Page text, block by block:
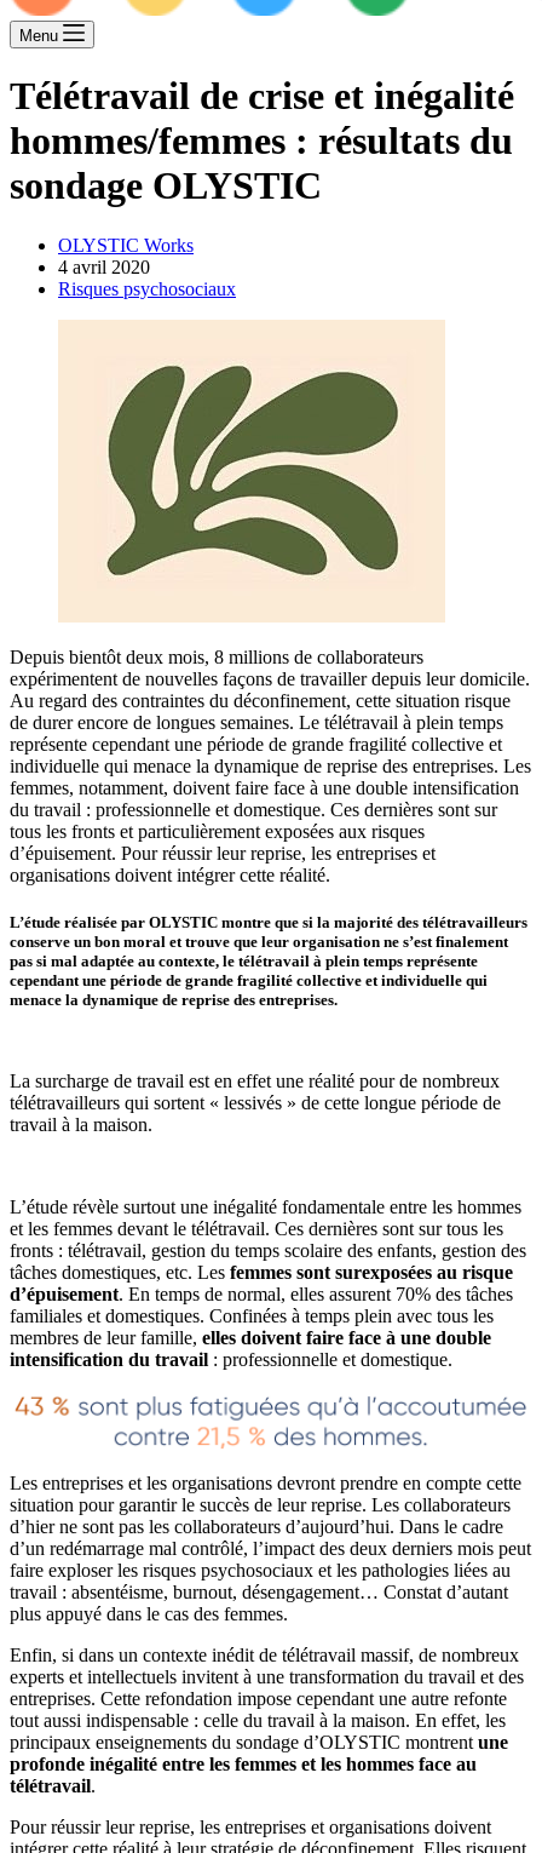
Menu
Télétravail de crise et inégalité
hommes/femmes : résultats du
sondage OLYSTIC
OLYSTIC Works
4 avril 2020
Risques psychosociaux
Depuis bientôt deux mois, 8 millions de collaborateurs
expérimentent de nouvelles façons de travailler depuis leur domicile.
Au regard des contraintes du déconfinement, cette situation risque
de durer encore de longues semaines. Le télétravail à plein temps
représente cependant une période de grande fragilité collective et
individuelle qui menace la dynamique de reprise des entreprises. Les
femmes, notamment, doivent faire face à une double intensification
du travail : professionnelle et domestique. Ces dernières sont sur
tous les fronts et particulièrement exposées aux risques
d’épuisement. Pour réussir leur reprise, les entreprises et
organisations doivent intégrer cette réalité.
L’étude réalisée par OLYSTIC montre que si la majorité des télétravailleurs
conserve un bon moral et trouve que leur organisation ne s’est finalement
pas si mal adaptée au contexte, le télétravail à plein temps représente
cependant une période de grande fragilité collective et individuelle qui
menace la dynamique de reprise des entreprises.
La surcharge de travail est en effet une réalité pour de nombreux
télétravailleurs qui sortent « lessivés » de cette longue période de
travail à la maison.
L’étude révèle surtout une inégalité fondamentale entre les hommes
et les femmes devant le télétravail. Ces dernières sont sur tous les
fronts : télétravail, gestion du temps scolaire des enfants, gestion des
tâches domestiques, etc. Les femmes sont surexposées au risque
d’épuisement. En temps de normal, elles assurent 70% des tâches
familiales et domestiques. Confinées à temps plein avec tous les
membres de leur famille, elles doivent faire face à une double
intensification du travail : professionnelle et domestique.
Les entreprises et les organisations devront prendre en compte cette
situation pour garantir le succès de leur reprise. Les collaborateurs
d’hier ne sont pas les collaborateurs d’aujourd’hui. Dans le cadre
d’un redémarrage mal contrôlé, l’impact des deux derniers mois peut
faire exploser les risques psychosociaux et les pathologies liées au
travail : absentéisme, burnout, désengagement… Constat d’autant
plus appuyé dans le cas des femmes.
Enfin, si dans un contexte inédit de télétravail massif, de nombreux
experts et intellectuels invitent à une transformation du travail et des
entreprises. Cette refondation impose cependant une autre refonte
tout aussi indispensable : celle du travail à la maison. En effet, les
principaux enseignements du sondage d’OLYSTIC montrent une
profonde inégalité entre les femmes et les hommes face au
télétravail.
Pour réussir leur reprise, les entreprises et organisations doivent
intégrer cette réalité à leur stratégie de déconfinement. Elles risquent